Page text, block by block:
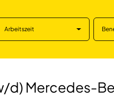
Arbeitszeit
d) Mercedes-